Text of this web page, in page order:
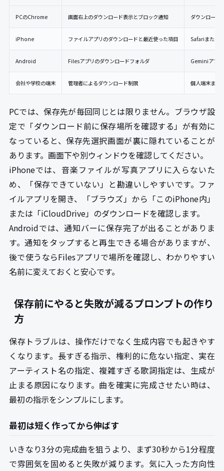
PCのChrome 画面右上のダウンロード表示とブロック通知 ダウンロード
iPhone ファイルアプリのダウンロードと最近使った項目 Safariまたは
Android Filesアプリのダウンロードフォルダ Geminiアプ
会社や学校の端末 管理者によるダウンロード制限 個人端末また
PCでは、保存先が毎回同じとは限りません。ブラウザ設
定で「ダウンロード前に保存場所を確認する」が有効に
なっていると、保存先選択画面が裏に隠れていることが
あります。画面下や別ウィンドウを確認してください。
iPhoneでは、音楽ファイルが写真アプリに入らないた
め、「保存できていない」と勘違いしやすいです。ファ
イルアプリを開き、「ブラウズ」から「このiPhone内」
または「iCloudDrive」のダウンロードを確認します。
Androidでは、通知バーに保存完了が出ることがありま
す。通知をタップすると再生できる場合がありますが、
後で使うならFilesアプリで場所を確認し、わかりやすい
名前に変えておくと安心です。
保存前にやると失敗が減るプロンプトの作り
方
保存トラブルは、操作だけでなく生成内容でも起きやす
くなります。長すぎる指示、権利的に危ない指定、実在
アーティスト名の指定、複雑すぎる歌詞指定は、生成が
止まる原因になります。曲を確実に完成させたい時は、
最初の指示をシンプルにします。
最初は短く作ってから伸ばす
いきなり3分の完成曲を狙うより、まず30秒から1分程度
で雰囲気を固めると失敗が減ります。気に入った方向性